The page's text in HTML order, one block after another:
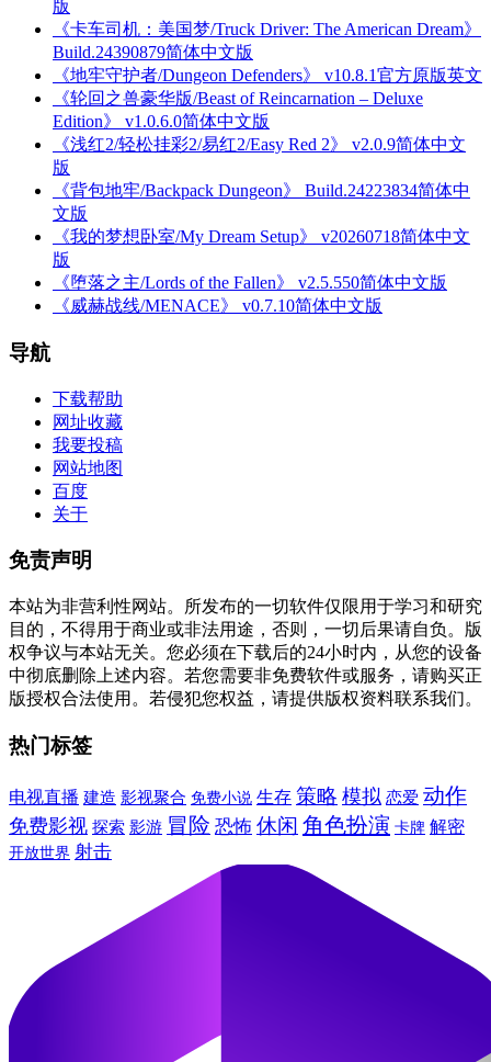
版
《卡车司机：美国梦/Truck Driver: The American Dream》
Build.24390879简体中文版
《地牢守护者/Dungeon Defenders》 v10.8.1官方原版英文
《轮回之兽豪华版/Beast of Reincarnation – Deluxe
Edition》 v1.0.6.0简体中文版
《浅红2/轻松挂彩2/易红2/Easy Red 2》 v2.0.9简体中文
版
《背包地牢/Backpack Dungeon》 Build.24223834简体中
文版
《我的梦想卧室/My Dream Setup》 v20260718简体中文
版
《堕落之主/Lords of the Fallen》 v2.5.550简体中文版
《威赫战线/MENACE》 v0.7.10简体中文版
导航
下载帮助
网址收藏
我要投稿
网站地图
百度
关于
免责声明
本站为非营利性网站。所发布的一切软件仅限用于学习和研究
目的，不得用于商业或非法用途，否则，一切后果请自负。版
权争议与本站无关。您必须在下载后的24小时内，从您的设备
中彻底删除上述内容。若您需要非免费软件或服务，请购买正
版授权合法使用。若侵犯您权益，请提供版权资料联系我们。
热门标签
电视直播 建造 影视聚合 免费小说 生存 策略 模拟 恋爱 动作
免费影视 探索 影游 冒险 恐怖 休闲 角色扮演 卡牌 解密
开放世界 射击